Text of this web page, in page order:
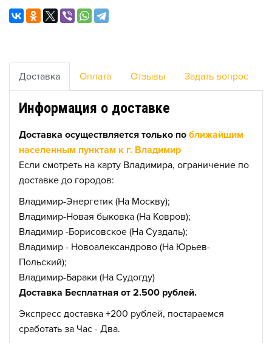
Доставка Оплата Отзывы Задать вопрос
Информация о доставке
Доставка осуществляется только по ближайшим
населенным пунктам к г. Владимир
Если смотреть на карту Владимира, ограничение по
доставке до городов:
Владимир-Энергетик (На Москву);
Владимир-Новая быковка (На Ковров);
Владимир -Борисовское (На Суздаль);
Владимир - Новоалександрово (На Юрьев-
Польский);
Владимир-Бараки (На Судогду)
Доставка Бесплатная от 2.500 рублей.
Экспресс доставка +200 рублей, постараемся
сработать за Час - Два.